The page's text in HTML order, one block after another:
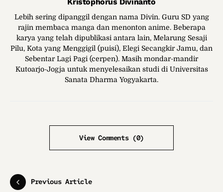
Lebih sering dipanggil dengan nama Divin. Guru SD yang
rajin membaca manga dan menonton anime. Beberapa
karya yang telah dipublikasi antara lain, Melarung Sesaji
Pilu, Kota yang Menggigil (puisi), Elegi Secangkir Jamu, dan
Sebentar Lagi Pagi (cerpen). Masih mondar-mandir
Kutoarjo-Jogja untuk menyelesaikan studi di Universitas
Sanata Dharma Yogyakarta.
View Comments (0)
Previous Article